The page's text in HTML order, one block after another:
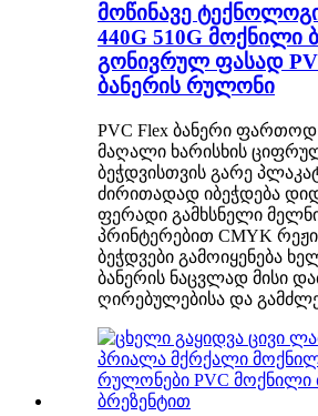
მოწინავე
440G 510G მოქნილი
გონივრულ ფასად
ბანერის რულონი
PVC Flex ბანერი ფართოდ
მაღალი ხარისხის
ბეჭდვისთვის გარე
ძირითადად იბეჭდება
ფერადი გამხსნელი
პრინტერებით CMYK
ბეჭდვები გამოიყენება
ბანერის ნაცვლად მისი
ღირებულებისა და